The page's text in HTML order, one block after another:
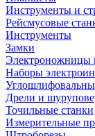
Инструменты и
Рейсмусовые
Инструменты
Замки
Электроножницы
Наборы
Дрели и
Точильные станки
Измерительные